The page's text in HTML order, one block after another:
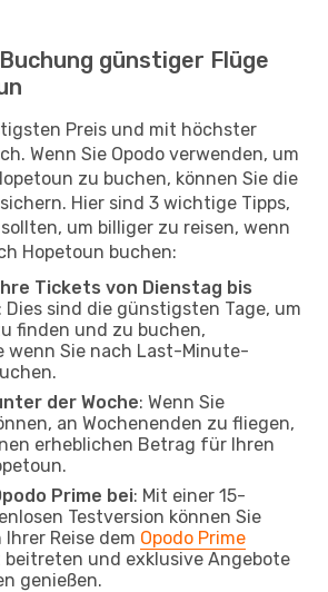
günstiger Flüge
Preis und mit höchster
Wenn Sie Opodo verwenden, um
zu buchen, können Sie die
Hier sind 3 wichtige Tipps,
um billiger zu reisen, wenn
Hopetoun buchen:
Tickets von Dienstag bis
: Dies sind die günstigsten Tage, um
finden und zu buchen,
wenn Sie nach Last-Minute-
der Woche: Wenn Sie
an Wochenenden zu fliegen,
erheblichen Betrag für Ihren
Prime bei: Mit einer 15-
Testversion können Sie
Reise dem Opodo Prime
beitreten und exklusive Angebote
genießen.